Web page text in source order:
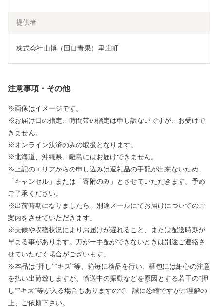
提供者
株式会社山博（田口青果）里庄町
注意事項・その他
※画像はイメージです。
※お届け日の指定、時間帯の指定は申し訳ないですが、お受けで
きません。
※オンライン決済のみの取扱となります。
※北海道、沖縄県、離島にはお届けできません。
※上記のエリアからの申し込みは返礼品の手配が出来ないため、
「キャンセル」または「寄附のみ」とさせていただきます。予め
ご了承ください。
※出荷時期になりましたら、別途メールにてお届けについてのご
案内をさせていただきます。
※天候や収穫状況によりお届けが遅れること、または配送時期が
早まる事があります。万が一手配ができないときは別途ご連絡さ
せていただく場合がございます。
※本品は”押し””キズ”等、箱毎に検品を行い、梱包には細心の注意
を払い出荷致しますが、輸送中の振動などを原因とする若干の”押
し””キズ”等が入る場合もありますので、誠に恐縮ですがご理解の
上、ご依頼下さい。